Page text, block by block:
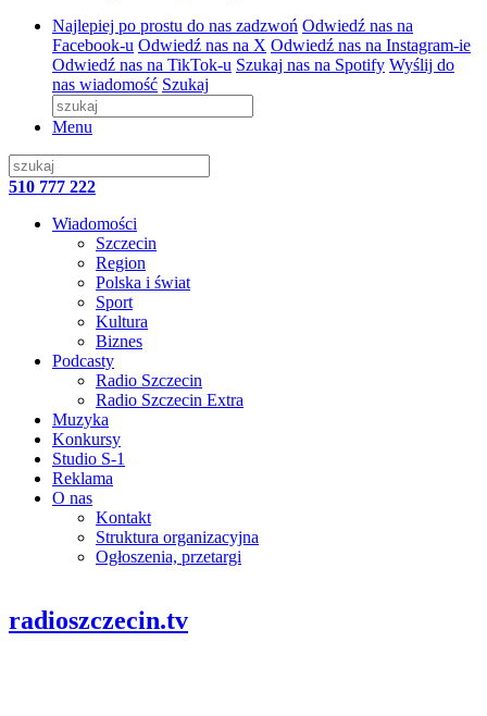
Najlepiej po prostu do nas zadzwoń Odwiedź nas na
Facebook-u Odwiedź nas na X Odwiedź nas na Instagram-ie
Odwiedź nas na TikTok-u Szukaj nas na Spotify Wyślij do
nas wiadomość Szukaj
Menu
510 777 222
Wiadomości
Szczecin
Region
Polska i świat
Sport
Kultura
Biznes
Podcasty
Radio Szczecin
Radio Szczecin Extra
Muzyka
Konkursy
Studio S-1
Reklama
O nas
Kontakt
Struktura organizacyjna
Ogłoszenia, przetargi
radioszczecin.tv